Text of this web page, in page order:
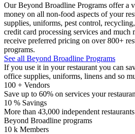
Our Beyond Broadline Programs offer a
money on all non-food aspects of your
supplies, uniforms, pest control,
credit card processing services and much
receive preferred pricing on over 800+
programs.
See all Beyond Broadline Programs
If you use it in your restaurant you can
office supplies, uniforms, linens and so
100 + Vendors
Save up to 60% on services your
10 % Savings
More than 43,000 independent
Beyond Broadline programs
10 k Members